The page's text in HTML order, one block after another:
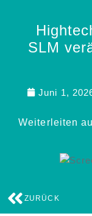
SLM
Juni 1,
Weiterleiten
ZURÜCK